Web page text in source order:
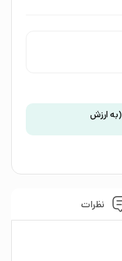
(به ارزش
نظرات